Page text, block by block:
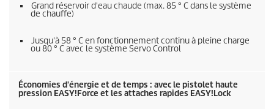
Grand réservoir d'eau chaude (max. 85 ° C dans le système
de chauffe)
Jusqu'à 58 ° C en fonctionnement continu à pleine charge
ou 80 ° C avec le système Servo Control
Économies d'énergie et de temps : avec le pistolet haute
pression EASY!Force et les attaches rapides EASY!Lock